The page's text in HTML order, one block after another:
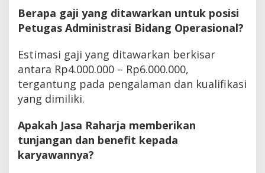
Berapa gaji yang ditawarkan untuk posisi
Petugas Administrasi Bidang Operasional?
Estimasi gaji yang ditawarkan berkisar
antara Rp4.000.000 – Rp6.000.000,
tergantung pada pengalaman dan kualifikasi
yang dimiliki.
Apakah Jasa Raharja memberikan
tunjangan dan benefit kepada
karyawannya?